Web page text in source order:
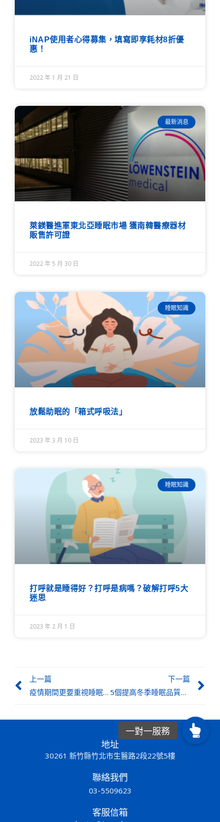
iNAP使用者心得募集，填寫即享耗材8折優
惠！
2022 年 1 月 21 日
最新消息
萊鎂醫進軍東北亞睡眠市場 獲南韓醫療器材
販售許可證
2022 年 5 月 30 日
睡眠知識
放鬆助眠的「箱式呼吸法」
2023 年 3 月 10 日
睡眠知識
打呼就是睡得好？打呼是病嗎？破解打呼5大
迷思
2023 年 2 月 1 日
上一篇
疫情期間更要重視睡眠！「睡眠呼吸中止症」患者新冠肺炎重症率更高
下一篇
5個提高冬季睡眠品質的好眠秘訣
地址
30261 新竹縣竹北市生醫路2段22號5樓
聯絡我們
03-5509623
客服信箱